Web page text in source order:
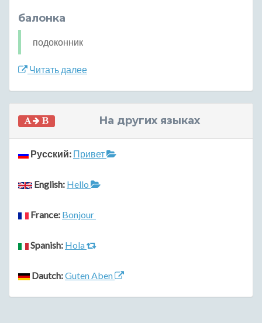
балонка
подоконник
Читать далее
На других языках
Русский: Привет
English: Hello
France: Bonjour
Spanish: Hola
Dautch:Guten Aben